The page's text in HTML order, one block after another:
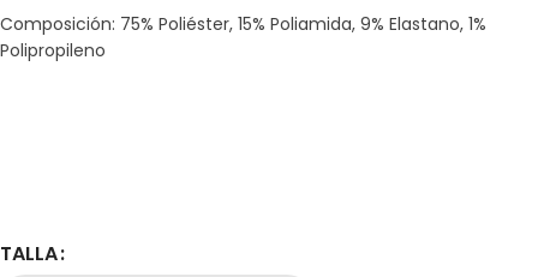
Composición: 75% Poliéster, 15% Poliamida, 9% Elastano, 1%
Polipropileno
TALLA